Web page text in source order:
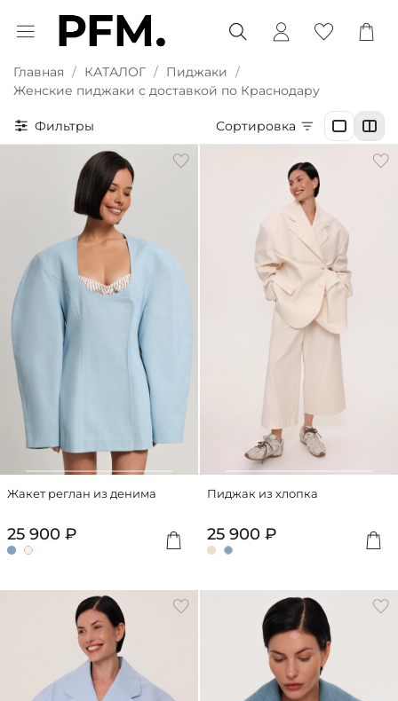
Главная КАТАЛОГ
Пиджаки
Женские пиджаки с доставкой по Краснодару
Фильтры Сортировка
Жакет реглан из денима
25 900 ₽
Пиджак из хлопка
25 900 ₽